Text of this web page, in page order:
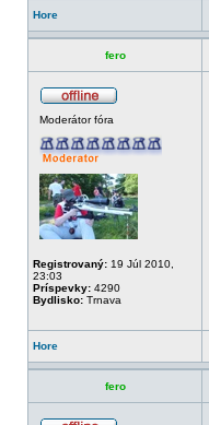
Hore
fero
Moderátor fóra
Registrovaný: 19 Júl 2010,
23:03
Príspevky: 4290
Bydlisko: Trnava
Hore
fero